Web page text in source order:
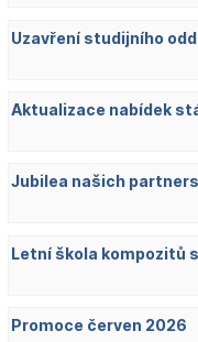
Uzavření studijního
Aktualizace nabídek
Jubilea našich
Letní škola kompozitů
Promoce červen 2026